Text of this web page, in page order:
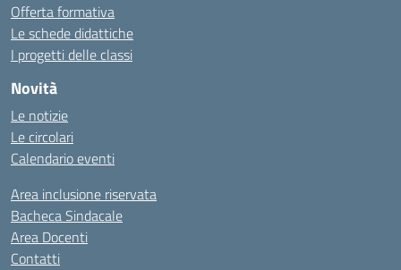
Offerta formativa
Le schede didattiche
I progetti delle classi
Novità
Le notizie
Le circolari
Calendario eventi
Area inclusione riservata
Bacheca Sindacale
Area Docenti
Contatti